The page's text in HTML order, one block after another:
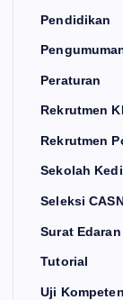
Pendidikan
Peraturan
Rekrutmen
Rekrutmen
Sekolah
Seleksi
Surat Edaran
Tutorial
Uji